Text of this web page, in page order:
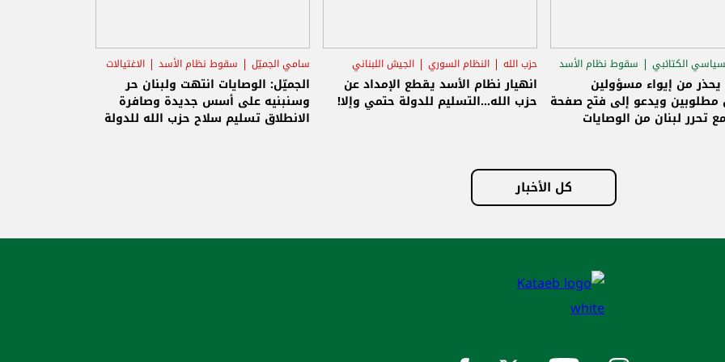
الكتائبي
سقوط نظام الأسد
الرئاسي
يحذر من إيواء مسؤولين
مطلوبين ويدعو إلى فتح صفحة
تحرر لبنان من الوصايات
حزب الله النظام السوري الجيش اللبناني
انهيار نظام الأسد يقطع الإمداد عن
حزب الله...التسليم للدولة حتمي وإلا!
سامي الجميّل سقوط نظام الأسد الاغتيالات
الجميّل: الوصايات انتهت ولبنان حر
وسنبنيه على أسس جديدة وصافرة
الانطلاق تسليم سلاح حزب الله للدولة
كل الأخبار